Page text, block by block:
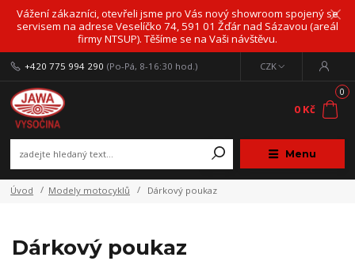
Vážení zákazníci, otevřeli jsme pro Vás nový showroom spojený se
servisem na adrese Veselíčko 74, 591 01 Žďár nad Sázavou (areál
firmy NTSUP). Těšíme se na Vaši návštěvu.
Menu
CZK
+420 775 994 290 (Po-Pá, 8-16:30 hod.)
0
0 Kč
Úvod Modely motocyklů Dárkový poukaz
Dárkový poukaz